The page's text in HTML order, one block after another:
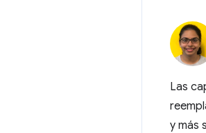
Las
y más